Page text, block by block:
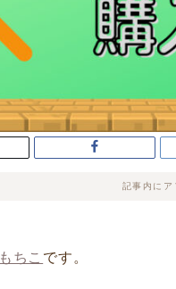
記事内にア
もちこ です。